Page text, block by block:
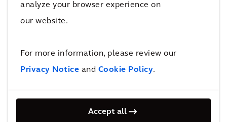
analyze your browser experience on
our website.
For more information, please review our
Privacy Notice and Cookie Policy.
Accept all
Nos valeurs - le développement durable,
l'intégrité, l'humain au premier plan, la réussite
chacune de nos actions. Ces valeurs
fondamentales s'étendent également à notre
communication transparente pour signaler et
remédier à d'éventuels problèmes et